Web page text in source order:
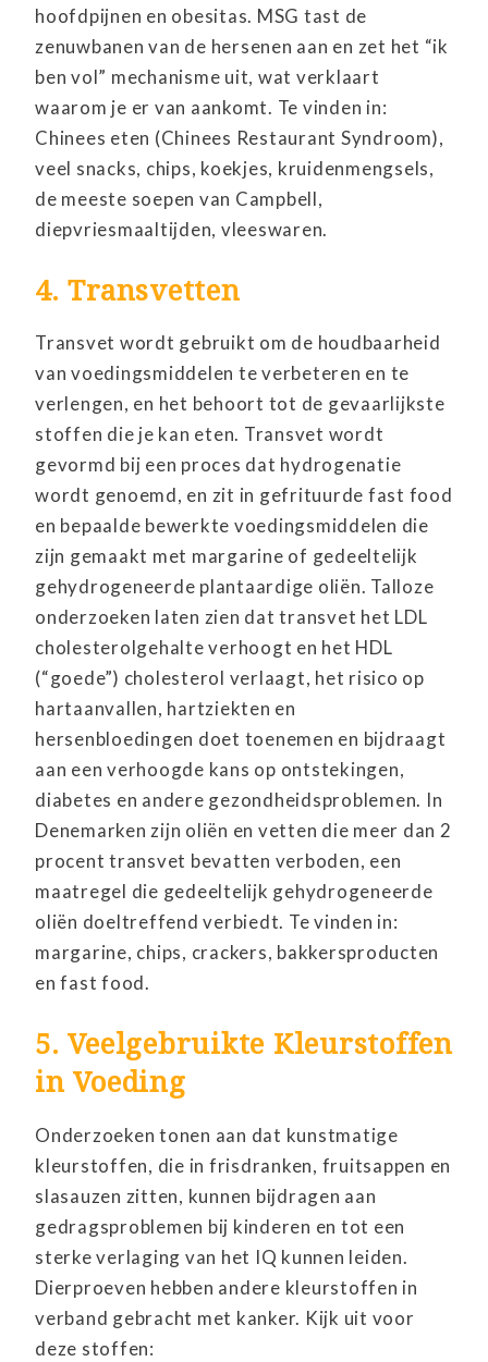
hoofdpijnen en obesitas. MSG tast de
zenuwbanen van de hersenen aan en zet het “ik
ben vol” mechanisme uit, wat verklaart
waarom je er van aankomt. Te vinden in:
Chinees eten (Chinees Restaurant Syndroom),
veel snacks, chips, koekjes, kruidenmengsels,
de meeste soepen van Campbell,
diepvriesmaaltijden, vleeswaren.
4. Transvetten
Transvet wordt gebruikt om de houdbaarheid
van voedingsmiddelen te verbeteren en te
verlengen, en het behoort tot de gevaarlijkste
stoffen die je kan eten. Transvet wordt
gevormd bij een proces dat hydrogenatie
wordt genoemd, en zit in gefrituurde fast food
en bepaalde bewerkte voedingsmiddelen die
zijn gemaakt met margarine of gedeeltelijk
gehydrogeneerde plantaardige oliën. Talloze
onderzoeken laten zien dat transvet het LDL
cholesterolgehalte verhoogt en het HDL
(“goede”) cholesterol verlaagt, het risico op
hartaanvallen, hartziekten en
hersenbloedingen doet toenemen en bijdraagt
aan een verhoogde kans op ontstekingen,
diabetes en andere gezondheidsproblemen. In
Denemarken zijn oliën en vetten die meer dan 2
procent transvet bevatten verboden, een
maatregel die gedeeltelijk gehydrogeneerde
oliën doeltreffend verbiedt. Te vinden in:
margarine, chips, crackers, bakkersproducten
en fast food.
5. Veelgebruikte Kleurstoffen
in Voeding
Onderzoeken tonen aan dat kunstmatige
kleurstoffen, die in frisdranken, fruitsappen en
slasauzen zitten, kunnen bijdragen aan
gedragsproblemen bij kinderen en tot een
sterke verlaging van het IQ kunnen leiden.
Dierproeven hebben andere kleurstoffen in
verband gebracht met kanker. Kijk uit voor
deze stoffen: